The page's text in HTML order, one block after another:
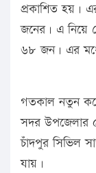
প্রকাশিত হয়।
জনের। এ নিয়ে
৬৮ জন। এর
গতকাল নতুন
সদর উপজেলার
চাঁদপুর সিভিল
যায়।